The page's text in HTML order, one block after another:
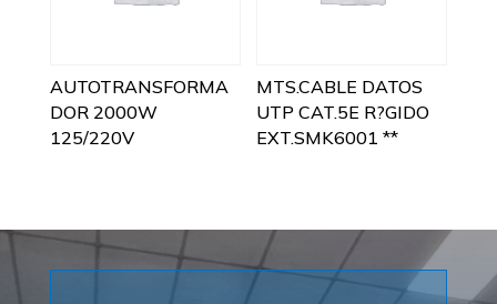
AUTOTRANSFORMA
DOR 2000W
125/220V
MTS.CABLE DATOS
UTP CAT.5E R?GIDO
EXT.SMK6001 **